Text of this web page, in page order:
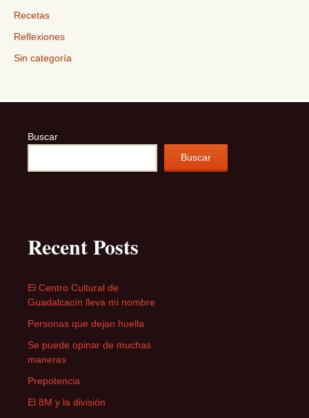
Recetas
Reflexiones
Sin categoría
Buscar
Buscar
Recent Posts
El Centro Cultural de
Guadalcacín lleva mi nombre
Personas que dejan huella
Se puede opinar de muchas
maneras
Prepotencia
El 8M y la división